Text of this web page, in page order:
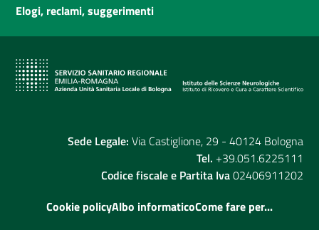
Elogi, reclami, suggerimenti
Sede Legale: Via Castiglione, 29 - 40124 Bologna
Tel. +39.051.6225111
Codice fiscale e Partita Iva02406911202
Cookie policyAlbo informaticoCome fare per...